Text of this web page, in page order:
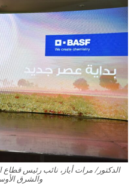
الدكتور/ مرات أياز، نائب رئيس قطاع
والشرق